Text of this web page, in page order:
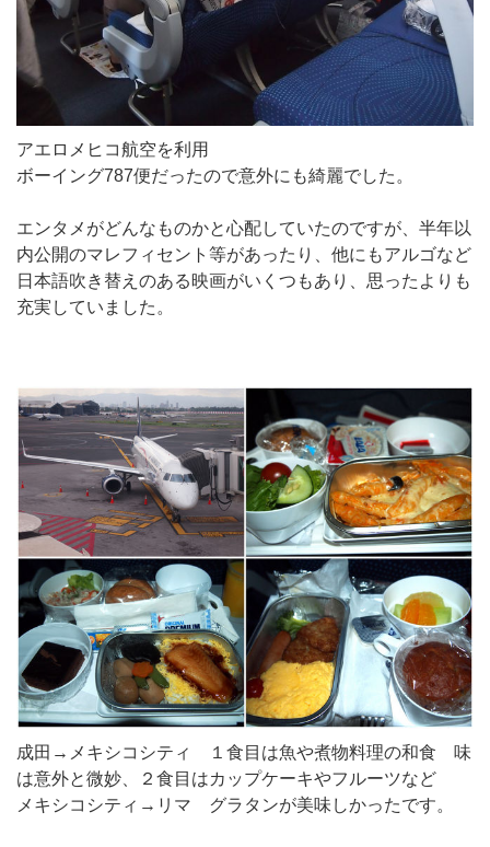
アエロメヒコ航空を利用
ボーイング787便だったので意外にも綺麗でした。
エンタメがどんなものかと心配していたのですが、半年以
内公開のマレフィセント等があったり、他にもアルゴなど
日本語吹き替えのある映画がいくつもあり、思ったよりも
充実していました。
成田→メキシコシティ １食目は魚や煮物料理の和食 味
は意外と微妙、２食目はカップケーキやフルーツなど
メキシコシティ→リマ グラタンが美味しかったです。